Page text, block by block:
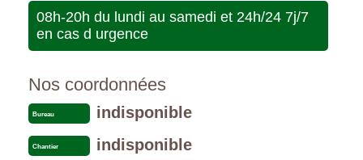
08h-20h du lundi au samedi et 24h/24 7j/7
en cas d urgence
Nos coordonnées
Bureau indisponible
Chantier indisponible